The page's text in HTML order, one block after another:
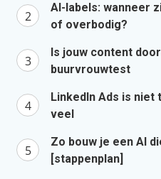
AI-labels: wanneer
of overbodig?
Is jouw content
buurvrouwtest
LinkedIn Ads is niet
veel
Zo bouw je een AI
[stappenplan]